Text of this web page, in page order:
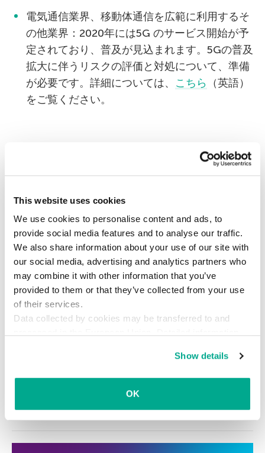
This website uses cookies
We use cookies to personalise content and ads, to
provide social media features and to analyse our traffic.
We also share information about your use of our site with
our social media, advertising and analytics partners who
may combine it with other information that you’ve
provided to them or that they’ve collected from your use
of their services.
Data collected by cookies may be transferred to and
Show details
OK
電気通信業界、移動体通信を広範に利用するそ
の他業界：2020年には5G のサービス開始が予
定されており、普及が見込まれます。5Gの普及
拡大に伴うリスクの評価と対処について、準備
が必要です。詳細については、 こちら （英語）
をご覧ください。
Kasperskyでは、サイバーセキュリティの世界に
おける主要な変化を予測および分析し、
ています。2020年の業界・分野別予測および2019
年の振り返りについて、詳しくはSecurelist.com
に掲載の各種レポートをご覧ください（英語での
ご提供です）。
Kasperskyのエキスパートによる2019年の予測に
ついては、こちら